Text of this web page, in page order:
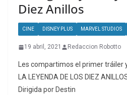
Diez Anillos
CINE DISNEY PLUS MARVEL STUDIOS
19 abril, 2021 Redaccion Robotto
Les compartimos el primer tráiler
LA LEYENDA DE LOS DIEZ
Dirigida por Destin